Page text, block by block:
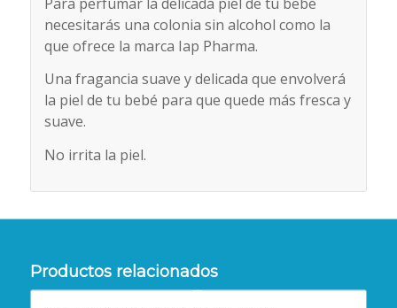
necesitarás una colonia sin alcohol como la
que ofrece la marca Iap Pharma.
Una fragancia suave y delicada que envolverá
la piel de tu bebé para que quede más fresca y
suave.
No irrita la piel.
Productos relacionados